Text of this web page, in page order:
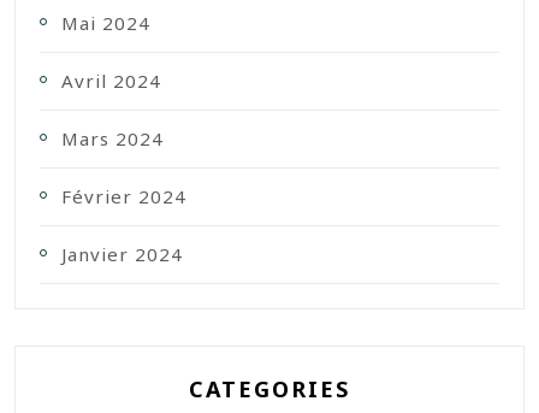
Mai 2024
Avril 2024
Mars 2024
Février 2024
Janvier 2024
CATEGORIES